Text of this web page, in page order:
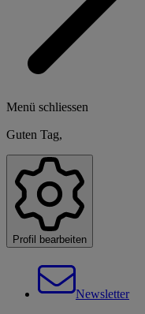
Menü schliessen
Guten Tag,
Profil bearbeiten
Newsletter